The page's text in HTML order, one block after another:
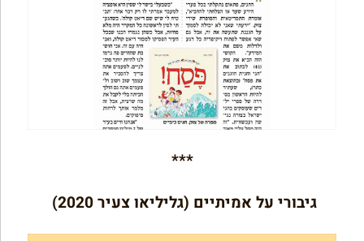
***
גיבורי על אמיתיים (גליליאו צעיר 2020)